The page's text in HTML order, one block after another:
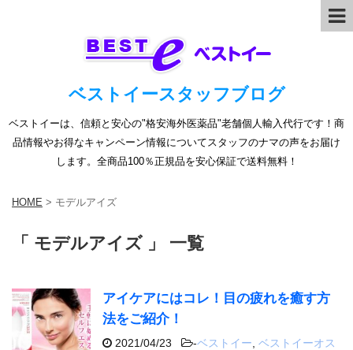
ベストイースタッフブログ
ベストイーは、信頼と安心の"格安海外医薬品"老舗個人輸入代行です！商
品情報やお得なキャンペーン情報についてスタッフのナマの声をお届け
します。全商品100％正規品を安心保証で送料無料！
HOME > モデルアイズ
「 モデルアイズ 」 一覧
アイケアにはコレ！目の疲れを癒す方
法をご紹介！
2021/04/23 -ベストイー ベストイーオス